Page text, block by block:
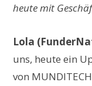
heute mit
Lola
uns, heute ein
von